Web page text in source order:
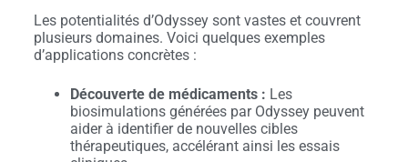
Les potentialités d’Odyssey sont vastes et couvrent
plusieurs domaines. Voici quelques exemples
d’applications concrètes :
Découverte de médicaments : Les
biosimulations générées par Odyssey peuvent
aider à identifier de nouvelles cibles
thérapeutiques, accélérant ainsi les essais